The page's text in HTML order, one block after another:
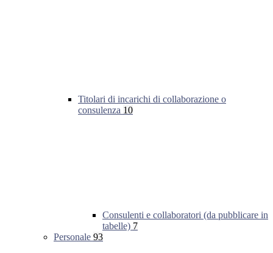
Titolari di incarichi di collaborazione o
consulenza 10
Consulenti e collaboratori (da pubblicare in
tabelle) 7
Personale 93